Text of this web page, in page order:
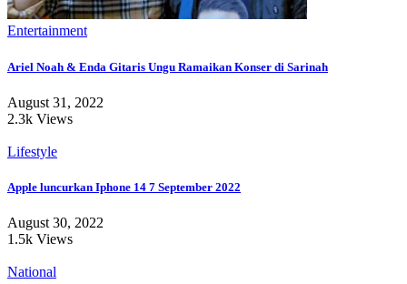
Entertainment
Ariel Noah & Enda Gitaris Ungu Ramaikan Konser di Sarinah
August 31, 2022
2.3k Views
Lifestyle
Apple luncurkan Iphone 14 7 September 2022
August 30, 2022
1.5k Views
National